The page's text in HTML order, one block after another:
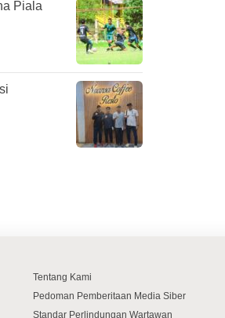
Piala
Tentang Kami
Pedoman Pemberitaan Media Siber
Standar Perlindungan Wartawan